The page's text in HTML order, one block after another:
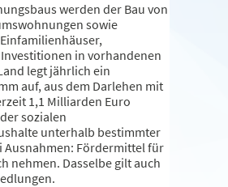
werden der Bau von
sowie
in vorhandenen
legt jährlich ein
auf, aus dem Darlehen mit
1,1 Milliarden Euro
sozialen
unterhalb bestimmter
Ausnahmen: Fördermittel für
nehmen. Dasselbe gilt auch